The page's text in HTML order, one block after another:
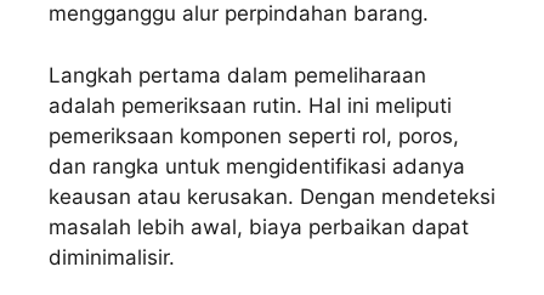
mengganggu alur perpindahan barang.
Langkah pertama dalam pemeliharaan
adalah pemeriksaan rutin. Hal ini meliputi
pemeriksaan komponen seperti rol, poros,
dan rangka untuk mengidentifikasi adanya
keausan atau kerusakan. Dengan mendeteksi
masalah lebih awal, biaya perbaikan dapat
diminimalisir.